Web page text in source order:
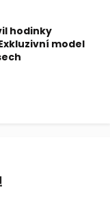
hodinky
model